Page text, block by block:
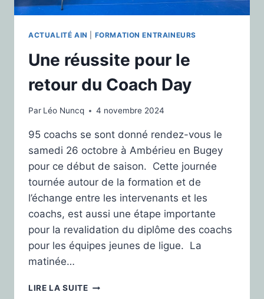
ACTUALITÉ AIN FORMATION ENTRAINEURS
Une réussite pour le
retour du Coach Day
Par Léo Nuncq 4 novembre 2024
95 coachs se sont donné rendez-vous le
samedi 26 octobre à Ambérieu en Bugey
pour ce début de saison. Cette journée
tournée autour de la formation et de
l’échange entre les intervenants et les
coachs, est aussi une étape importante
pour la revalidation du diplôme des coachs
pour les équipes jeunes de ligue. La
matinée…
LIRE LA SUITE